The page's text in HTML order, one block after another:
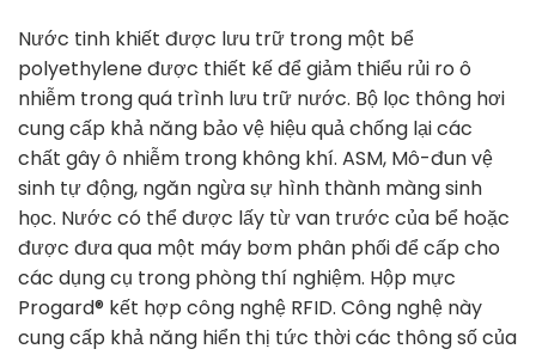
Nước tinh khiết được lưu trữ trong một bể
polyethylene được thiết kế để giảm thiểu rủi ro ô
nhiễm trong quá trình lưu trữ nước. Bộ lọc thông hơi
cung cấp khả năng bảo vệ hiệu quả chống lại các
chất gây ô nhiễm trong không khí. ASM, Mô-đun vệ
sinh tự động, ngăn ngừa sự hình thành màng sinh
học. Nước có thể được lấy từ van trước của bể hoặc
được đưa qua một máy bơm phân phối để cấp cho
các dụng cụ trong phòng thí nghiệm. Hộp mực
Progard® kết hợp công nghệ RFID. Công nghệ này
cung cấp khả năng hiển thị tức thời các thông số của